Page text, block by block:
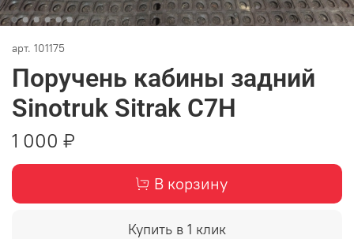
арт. 101175
Поручень кабины задний
Sinotruk Sitrak C7H
1 000 ₽
В корзину
Купить в 1 клик